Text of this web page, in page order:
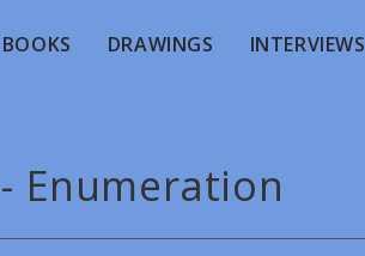
BOOKS DRAWINGS INTERVIEWS
Enumeration